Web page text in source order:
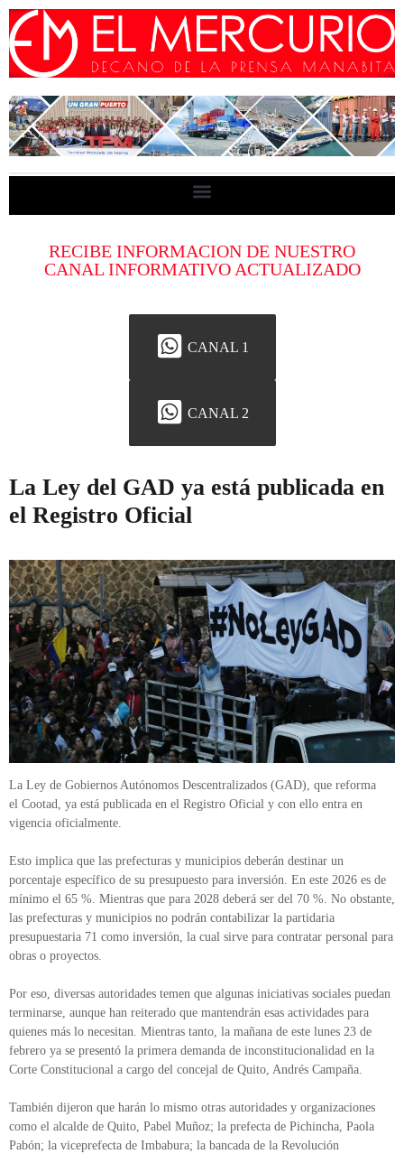
RECIBE INFORMACION DE NUESTRO
CANAL INFORMATIVO ACTUALIZADO
CANAL 1
CANAL 2
La Ley del GAD ya está publicada en
el Registro Oficial
La Ley de Gobiernos Autónomos Descentralizados (GAD), que reforma
el Cootad, ya está publicada en el Registro Oficial y con ello entra en
vigencia oficialmente.
Esto implica que las prefecturas y municipios deberán destinar un
porcentaje específico de su presupuesto para inversión. En este 2026 es de
mínimo el 65 %. Mientras que para 2028 deberá ser del 70 %. No obstante,
las prefecturas y municipios no podrán contabilizar la partidaria
presupuestaria 71 como inversión, la cual sirve para contratar personal para
obras o proyectos.
Por eso, diversas autoridades temen que algunas iniciativas sociales puedan
terminarse, aunque han reiterado que mantendrán esas actividades para
quienes más lo necesitan. Mientras tanto, la mañana de este lunes 23 de
febrero ya se presentó la primera demanda de inconstitucionalidad en la
Corte Constitucional a cargo del concejal de Quito, Andrés Campaña.
También dijeron que harán lo mismo otras autoridades y organizaciones
como el alcalde de Quito, Pabel Muñoz; la prefecta de Pichincha, Paola
Pabón; la viceprefecta de Imbabura; la bancada de la Revolución